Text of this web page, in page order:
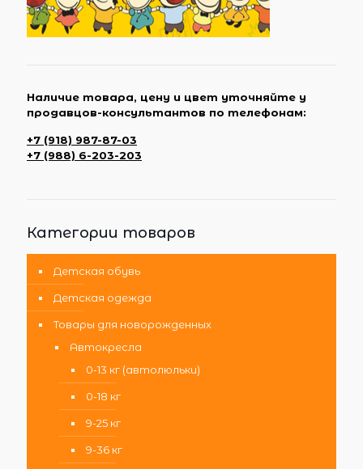
Наличие товара, цену и цвет уточняйте у
продавцов-консультантов по телефонам:
+7 (918) 987-87-03
+7 (988) 6-203-203
Категории товаров
Детская обувь
Детская одежда
Товары для новорожденных
Автокресла
0-13 кг (автолюльки)
0-18 кг
9-25 кг
9-36 кг